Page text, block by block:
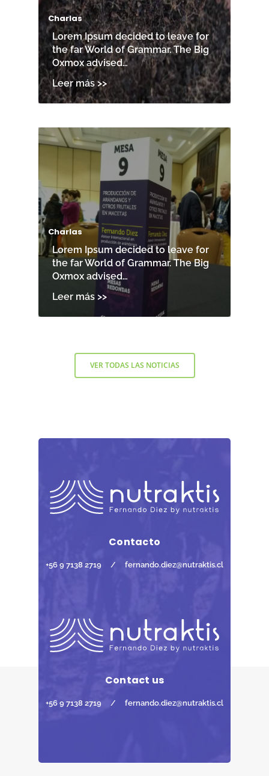
Charlas
Lorem Ipsum decided to leave for
the far World of Grammar. The Big
Oxmox advised…
Charlas
Lorem Ipsum decided to leave for
the far World of Grammar. The Big
Oxmox advised…
VER TODAS LAS NOTICIAS
Contacto
+56 9 7138 2719 / fernando.diez@nutraktis.cl
Contact us
+56 9 7138 2719 / fernando.diez@nutraktis.cl